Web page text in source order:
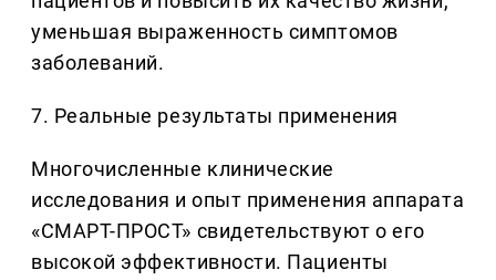
уменьшая выраженность симптомов
заболеваний.
7. Реальные результаты применения
Многочисленные клинические
исследования и опыт применения аппарата
«СМАРТ-ПРОСТ» свидетельствуют о его
высокой эффективности. Пациенты